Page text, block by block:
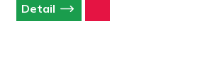
Detail